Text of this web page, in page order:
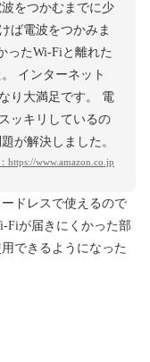
をつかむまでに少
ば電波をつかみま
ったWi-Fiと離れた
インターネット
り大満足です。 電
ッキリしているの
が解決しました。
https://www.amazon.co.jp
ドレスで使えるので
Fiが届きにくかった部
できるようになった